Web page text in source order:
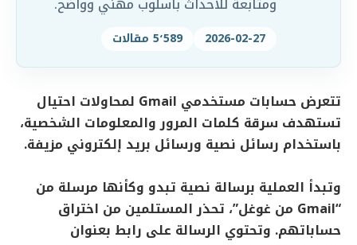
2026-02-27 5٬589 مقالات
تتعرض حسابات مستخدمي Gmail لمحاولات احتيال
تستهدف سرقة كلمات المرور والمعلومات الشخصية،
باستخدام رسائل نصية ورسائل بريد إلكتروني مزيفة.
وتبدأ العملية برسالة نصية تبدو وكأنها مرسلة من
“Gmail من غوغل”، تحذر المستلمين من اختراق
حساباتهم. وتحتوي الرسالة على رابط بعنوان